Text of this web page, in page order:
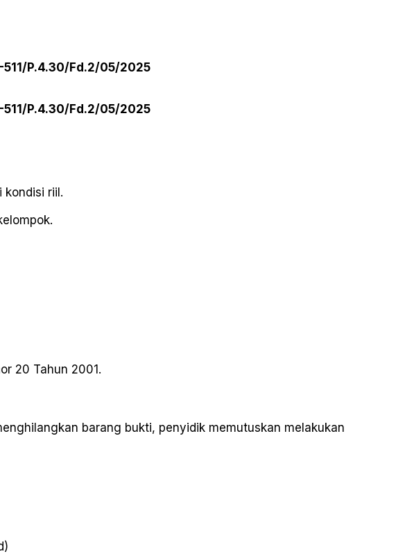
511/P.4.30/Fd.2/05/2025
511/P.4.30/Fd.2/05/2025
kondisi riil.
20 Tahun 2001.
barang bukti, penyidik memutuskan melakukan